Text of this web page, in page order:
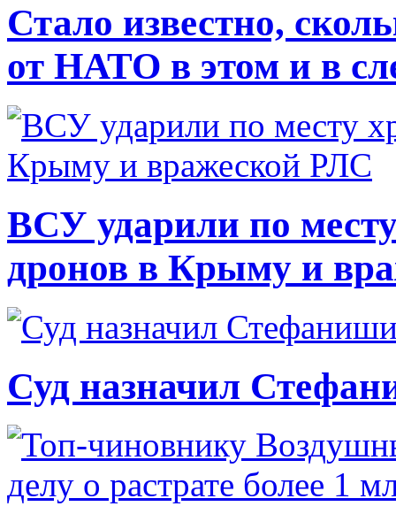
Стало известно,
от НАТО в этом и в
ВСУ ударили по
дронов в Крыму и
Суд назначил